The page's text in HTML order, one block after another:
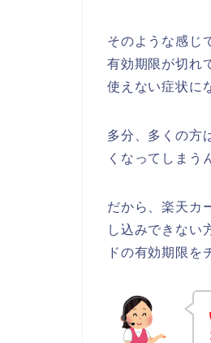
そのような感じ
有効期限が切れ
使えない症状に
多分、多くの方
くなってしまう
だから、楽天カ
し込みできない
ドの有効期限を